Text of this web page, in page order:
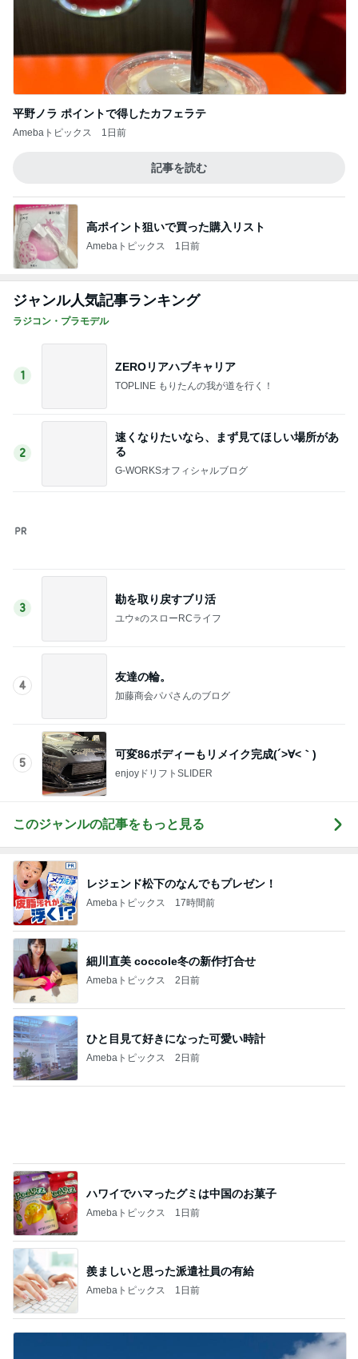
Amebaトピックス 17時間前
全部タダで使える小学生学習ツール
Amebaトピックス 1日前
Amebaトピックス 17時間前
先輩の奥さんがくれたありがたい梨
Amebaトピックス
記事を読む
届いた春夏用の物が真冬仕様
Amebaトピックス
高くて買えないコストコのあんドーナツ
Amebaトピックス 1日前
Amebaトピックス 2日前
絶対好きだと言われ頂いたお土産
Amebaトピックス 16時間前
お世話はせず口を出す義姉の言葉
Amebaトピックス
記事を読む
Diorの秋コスメの脳内シミュレーション